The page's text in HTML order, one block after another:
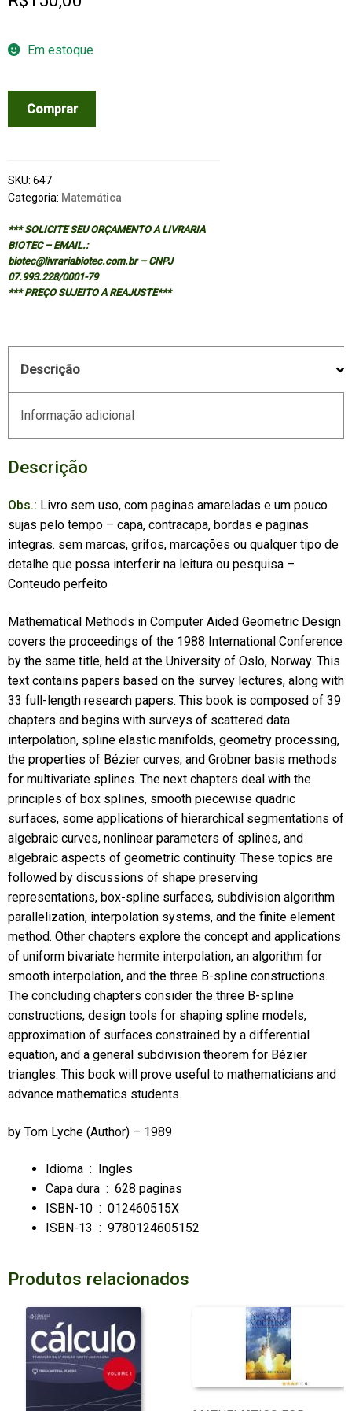
Em estoque
METHODS
AIDED
GEOMETRIC
quantidade
Comprar
SKU: 647
Categoria: Matemática
*** SOLICITE SEU ORÇAMENTO A LIVRARIA
BIOTEC – EMAIL.:
biotec@livrariabiotec.com.br – CNPJ
07.993.228/0001-79
*** PREÇO SUJEITO A REAJUSTE***
Descrição
Informação adicional
Descrição
Obs.: Livro sem uso, com paginas amareladas e um pouco
sujas pelo tempo – capa, contracapa, bordas e paginas
integras. sem marcas, grifos, marcações ou qualquer tipo de
detalhe que possa interferir na leitura ou pesquisa –
Conteudo perfeito
Mathematical Methods in Computer Aided Geometric Design
covers the proceedings of the 1988 International Conference
by the same title, held at the University of Oslo, Norway. This
text contains papers based on the survey lectures, along with
33 full-length research papers. This book is composed of 39
chapters and begins with surveys of scattered data
interpolation, spline elastic manifolds, geometry processing,
the properties of Bézier curves, and Gröbner basis methods
for multivariate splines. The next chapters deal with the
principles of box splines, smooth piecewise quadric
surfaces, some applications of hierarchical segmentations of
algebraic curves, nonlinear parameters of splines, and
algebraic aspects of geometric continuity. These topics are
followed by discussions of shape preserving
representations, box-spline surfaces, subdivision algorithm
parallelization, interpolation systems, and the finite element
method. Other chapters explore the concept and applications
of uniform bivariate hermite interpolation, an algorithm for
smooth interpolation, and the three B-spline constructions.
The concluding chapters consider the three B-spline
constructions, design tools for shaping spline models,
approximation of surfaces constrained by a differential
equation, and a general subdivision theorem for Bézier
triangles. This book will prove useful to mathematicians and
advance mathematics students.
by Tom Lyche (Author) – 1989
Idioma ‏ : ‎
Ingles
Capa dura ‏ : ‎ 628 paginas
ISBN-10 ‏ : ‎ 012460515X
ISBN-13 ‏ : ‎ 9780124605152
Produtos relacionados